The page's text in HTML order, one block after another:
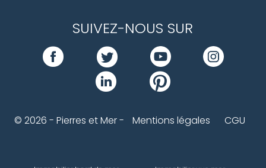
SUIVEZ-NOUS SUR
© 2026 - Pierres et Mer - Mentions légales CGU